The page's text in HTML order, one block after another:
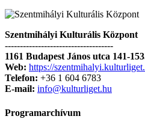
Szentmihályi Kulturális Központ
------------------------------------
1161 Budapest János utca 141-
Web: https://
Telefon: +36 1 604 6783
E-mail: info@kulturliget.hu
Programarchívum